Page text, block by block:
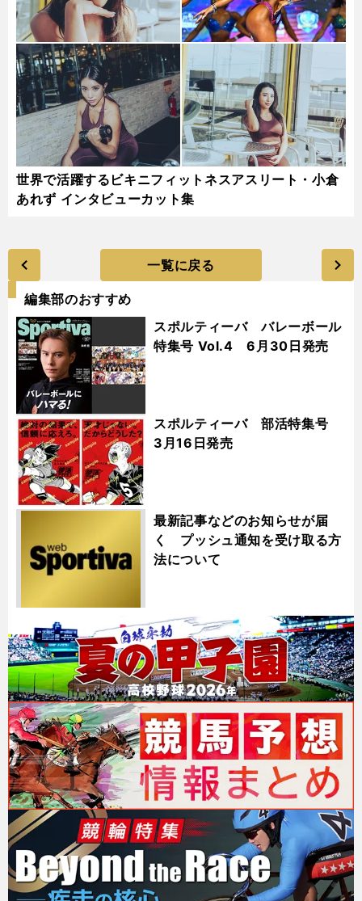
世界で活躍するビキニフィットネスアスリート・小倉
あれず インタビューカット集
一覧に戻る
編集部のおすすめ
スポルティーバ バレーボール
特集号 Vol.4 6月30日発売
スポルティーバ 部活特集号
3月16日発売
最新記事などのお知らせが届
く プッシュ通知を受け取る方
法について